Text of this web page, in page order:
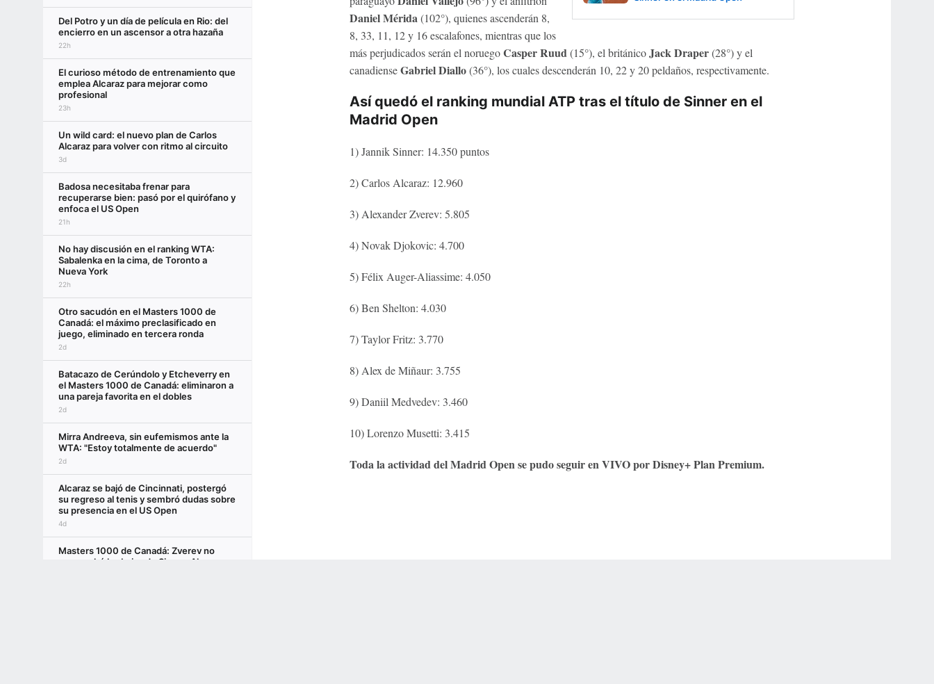
Del Potro y un día de película en Rio: del
encierro en un ascensor a otra hazaña
22h
El curioso método de entrenamiento que
emplea Alcaraz para mejorar como
profesional
23h
Un wild card: el nuevo plan de Carlos
Alcaraz para volver con ritmo al circuito
3d
Badosa necesitaba frenar para
recuperarse bien: pasó por el quirófano y
enfoca el US Open
21h
No hay discusión en el ranking WTA:
Sabalenka en la cima, de Toronto a
Nueva York
22h
Otro sacudón en el Masters 1000 de
Canadá: el máximo preclasificado en
juego, eliminado en tercera ronda
2d
Batacazo de Cerúndolo y Etcheverry en
el Masters 1000 de Canadá: eliminaron a
una pareja favorita en el dobles
2d
Mirra Andreeva, sin eufemismos ante la
WTA: "Estoy totalmente de acuerdo"
2d
Alcaraz se bajó de Cincinnati, postergó
su regreso al tenis y sembró dudas sobre
su presencia en el US Open
4d
Masters 1000 de Canadá: Zverev no
aprovechó las bajas de Sinner, Alcaraz y
Daniel Mérida(102°), quienes ascenderán 8,
8, 33, 11, 12 y 16 escalafones, mientras que los
más perjudicados serán el noruegoCasper Ruud(15°), el británicoJack Draper(28°) y el
canadienseGabriel Diallo(36°), los cuales descenderán 10, 22 y 20 peldaños, respectivamente.
Así quedó el ranking mundial ATP tras el título de Sinner en el
Madrid Open
1) Jannik Sinner: 14.350 puntos
2) Carlos Alcaraz: 12.960
3) Alexander Zverev: 5.805
4) Novak Djokovic: 4.700
5) Félix Auger-Aliassime: 4.050
6) Ben Shelton: 4.030
7) Taylor Fritz: 3.770
8) Alex de Miñaur: 3.755
9) Daniil Medvedev: 3.460
10) Lorenzo Musetti: 3.415
Toda la actividad del Madrid Open se pudo seguir en VIVO por Disney+ Plan Premium.